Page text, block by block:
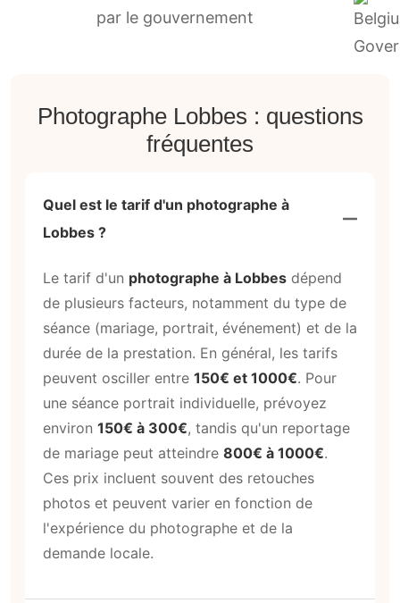
par le gouvernement
Photographe Lobbes : questions
fréquentes
Quel est le tarif d'un photographe à
Lobbes ?
Le tarif d'un photographe à Lobbes dépend
de plusieurs facteurs, notamment du type de
séance (mariage, portrait, événement) et de la
durée de la prestation. En général, les tarifs
peuvent osciller entre 150€ et 1000€. Pour
une séance portrait individuelle, prévoyez
environ 150€ à 300€, tandis qu'un reportage
de mariage peut atteindre 800€ à 1000€.
Ces prix incluent souvent des retouches
photos et peuvent varier en fonction de
l'expérience du photographe et de la
demande locale.